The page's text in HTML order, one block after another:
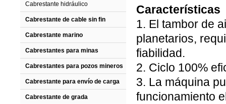
Cabrestante hidráulico
Cabrestante de cable sin fin
Cabrestante marino
Cabrestantes para minas
Cabrestantes para pozos mineros
Cabrestante para envío de carga
Cabrestante de grada
Características
1. El tambor de
planetarios,
fiabilidad.
2. Ciclo 100%
3. La máquina
funcionamiento